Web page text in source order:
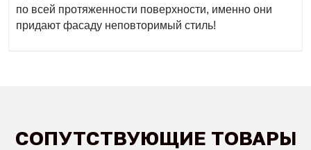
по всей протяженности поверхности, именно они
придают фасаду неповторимый стиль!
СОПУТСТВУЮЩИЕ ТОВАРЫ